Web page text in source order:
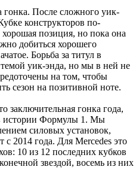
гонка. После сложного уик-
конструкторов по-
позиция, но пока она
добиться хорошего
Борьба за титул в
темой уик-энда, но мы в ней не
на том, чтобы
сезон на позитивной ноте.
заключительная гонка года,
истории Формулы 1. Мы
силовых установок,
2014 года. Для Mercedes это
10 из 12 последних кубков
звездой, восемь из них